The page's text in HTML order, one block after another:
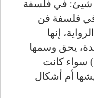
شيئ: في فلسفة
وفي فلسفة فن
إنها
يحق وسمها
سواء كانت
أم أشكال